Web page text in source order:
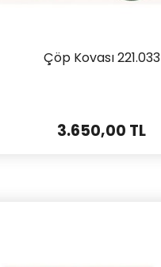
Çöp Kovası 221.033
3.650,00 TL
İncele